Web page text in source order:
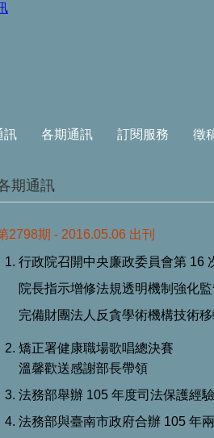
訊 各期通訊 訂閱服務 徵
期通訊
2798期 - 2016.05.06 出刊
行政院召開中央廉政委員會第 16
院長指示增修法規透明機制強化
完備財團法人反貪學術機構技術
矯正署健康職場歌唱總決賽
溫馨歡送感謝部長帶領
法務部舉辦 105 年度司法保護經
法務部與臺南市政府合辦 105 年